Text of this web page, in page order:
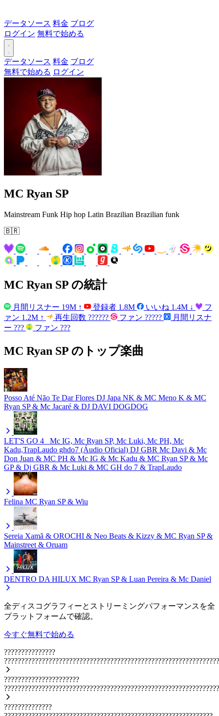
データソース 料金 ブログ
ログイン 無料で始める
データソース 料金 ブログ
無料で始める ログイン
MC Ryan SP
Mainstream Funk Hip hop Latin Brazilian Brazilian funk
🇧🇷
MC Ryan SP の統計
月間リスナー 19M ↑ 登録者 1.8M いいね 1.4M ↓
フ
ァン 1.2M ↑ 再生回数 ?????? ファン ?????
月間リスナ
ー ??? ファン ???
MC Ryan SP のトップ楽曲
Posso Até Não Te Dar Flores DJ Japa NK & MC Meno K & MC
Ryan SP & Mc Jacaré & DJ DAVI DOGDOG
LET'S GO 4_ Mc IG, Mc Ryan SP, Mc Luki, Mc PH, Mc
Kadu,TrapLaudo ghdo7 (Áudio Oficial) DJ GBR Mc Davi & Mc
Don Juan & MC PH & Mc IG & Mc Kadu & MC Ryan SP & Mc
GP & Dj GBR & Mc Luki & MC GH do 7 & TrapLaudo
Felina MC Ryan SP & Wiu
Sereia Xamã & OROCHI & Neo Beats & Kizzy & MC Ryan SP &
Mainstreet & Oruam
DENTRO DA HILUX MC Ryan SP & Luan Pereira & Mc Daniel
全ディスコグラフィーとストリーミングパフォーマンスを全
プラットフォームで確認。
今すぐ無料で始める
???????????????
??????????????????????
??????????????